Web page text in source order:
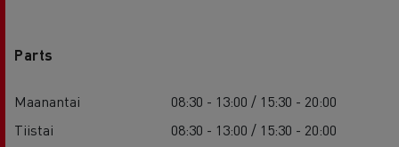
Parts
Maanantai
08:30 - 13:00 / 15:30 - 20:00
Tiistai
08:30 - 13:00 / 15:30 - 20:00